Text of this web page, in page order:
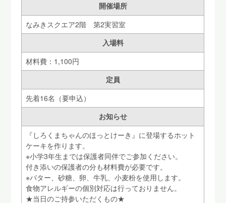
開催場所
なみきスクエア2階 第2実習室
入場料
材料費：1,100円
定員
先着16名（要申込）
お知らせ
『しろくまちゃんのほっとけーき』に登場するホット
ケーキを作ります。
※小学3年生までは保護者同伴でご参加ください。
付き添いの保護者の分も材料費が必要です。
※バター、砂糖、卵、牛乳、小麦粉を使用します。
食物アレルギーの個別対応は行っておりません。
★当日のご持参いただくもの★